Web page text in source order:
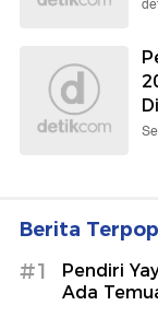
Berita
#1
Pendiri
Ada